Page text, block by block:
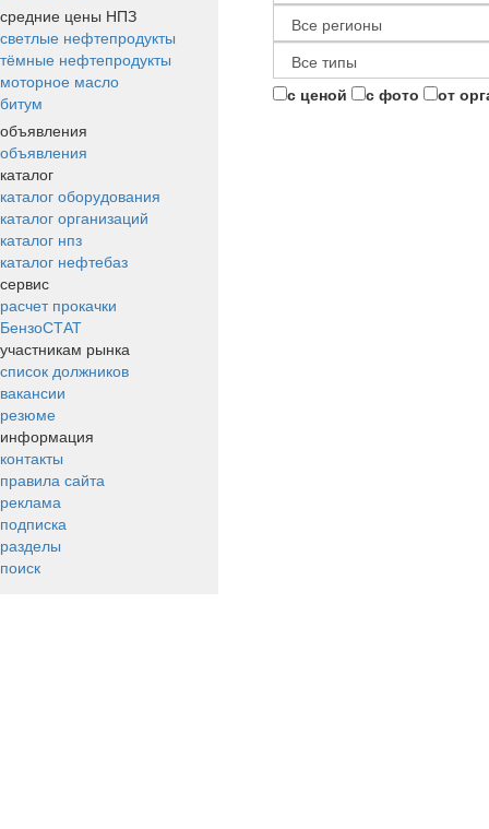
средние цены НПЗ
светлые нефтепродукты
тёмные нефтепродукты
моторное масло
битум
объявления
объявления
каталог
каталог оборудования
каталог организаций
каталог нпз
каталог нефтебаз
сервис
расчет прокачки
БензоСТАТ
участникам рынка
список должников
вакансии
резюме
информация
контакты
правила сайта
реклама
подписка
разделы
поиск
с ценой с фото от